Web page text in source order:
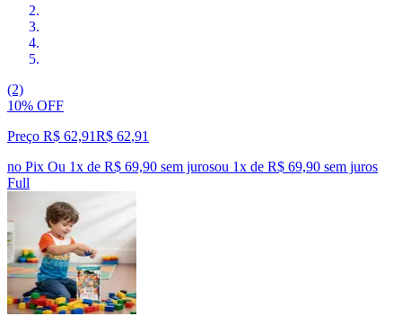
(2)
10% OFF
Preço R$ 62,91R$ 62,91
no Pix Ou 1x de R$ 69,90 sem jurosou 1x de R$ 69,90 sem juros
Full